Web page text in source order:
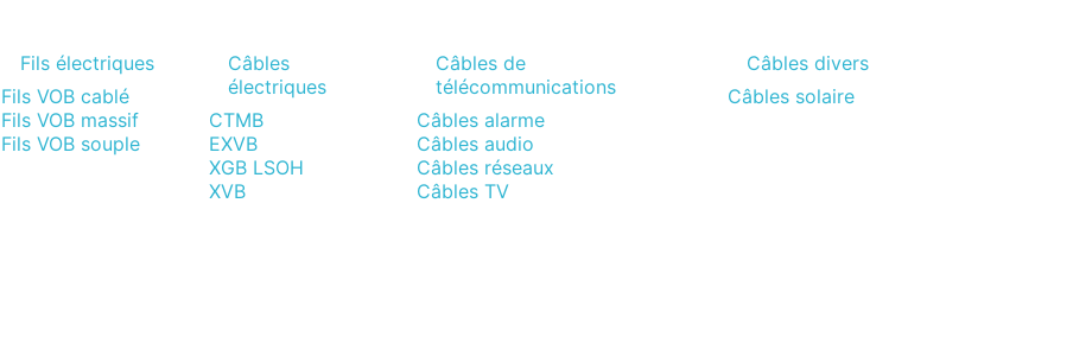
Fils électriques
Fils VOB cablé
Fils VOB massif
Fils VOB souple
Câbles
électriques
CTMB
EXVB
XGB LSOH
XVB
Câbles de
télécommunications
Câbles alarme
Câbles audio
Câbles réseaux
Câbles TV
Câbles divers
Câbles solaire